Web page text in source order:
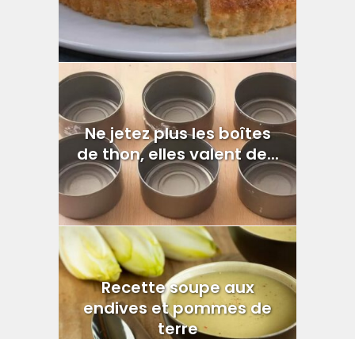
Ne jetez plus les boîtes
de thon, elles valent de...
Recette soupe aux
endives et pommes de
terre